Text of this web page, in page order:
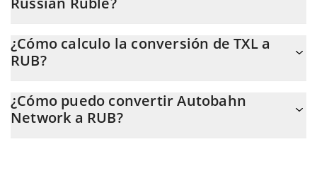
En este momento, 1 Autobahn Network equivale a 0.103516
¿Cómo calculo la conversión de TXL a
RUB?
calcular fácilmente el precio de conversión de TXL a RUB. Solo
necesitas ingresar la cantidad de Autobahn Network en el
¿Cómo puedo convertir Autobahn
Network a RUB?